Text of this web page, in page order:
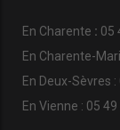
En Charente : 05
En Charente-
En Deux-Sèvres
En Vienne : 05